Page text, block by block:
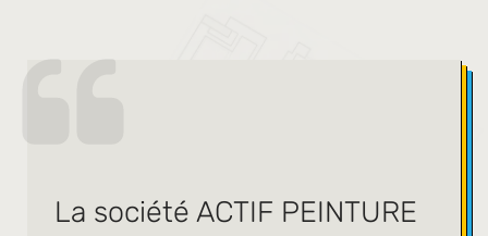
La société ACTIF PEINTURE